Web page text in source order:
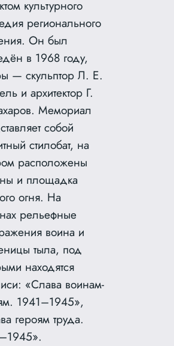
культурного
регионального
Он был
в 1968 году,
— скульптор Л. Е.
и архитектор Г.
Мемориал
собой
стилобат, на
расположены
и площадка
огня. На
рельефные
воина и
тыла, под
находятся
«Слава воинам-
1941–1945»,
героям труда.